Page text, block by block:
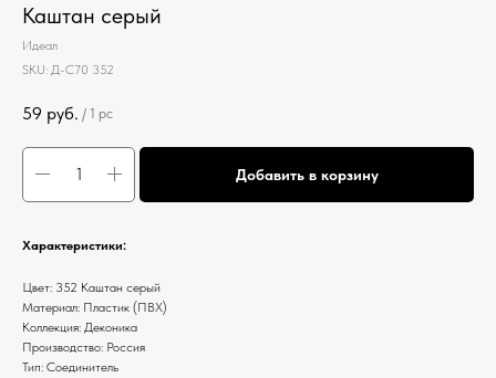
Каштан серый
Идеал
SKU: Д-С70 352
59 руб. / 1 pc
Добавить в корзину
Характеристики:
Цвет: 352 Каштан серый
Материал: Пластик (ПВХ)
Коллекция: Деконика
Производство: Россия
Тип: Соединитель